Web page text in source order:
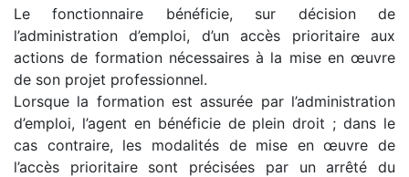
Le fonctionnaire bénéficie, sur décision de
l’administration d’emploi, d’un accès prioritaire aux
actions de formation nécessaires à la mise en œuvre
de son projet professionnel.
Lorsque la formation est assurée par l’administration
d’emploi, l’agent en bénéficie de plein droit ; dans le
cas contraire, les modalités de mise en œuvre de
l’accès prioritaire sont précisées par un arrêté du